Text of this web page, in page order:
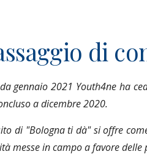
di
gennaio 2021 Youth4ne ha
a dicembre 2020.
di "Bologna ti dà" si offre
messe in campo a favore